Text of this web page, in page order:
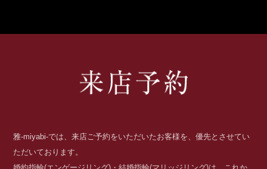
雅-miyabi-では、来店ご予約をいただいたお客様を、優先とさせてい
ただいております。